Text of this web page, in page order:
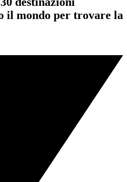
il mondo per trovare la